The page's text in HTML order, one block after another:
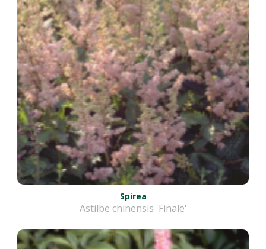
Spirea
Astilbe chinensis 'Finale'